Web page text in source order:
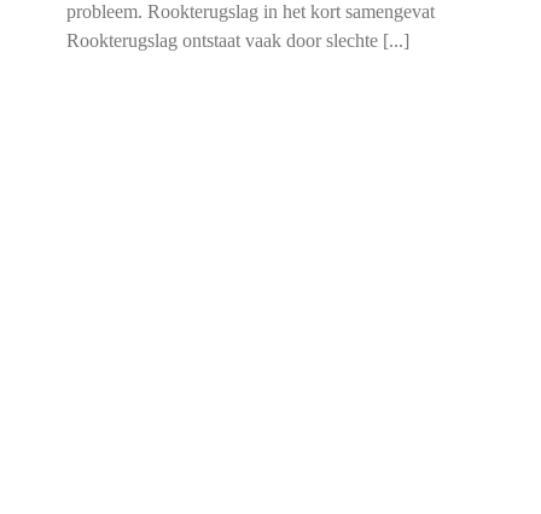
probleem. Rookterugslag in het kort samengevat
Rookterugslag ontstaat vaak door slechte [...]